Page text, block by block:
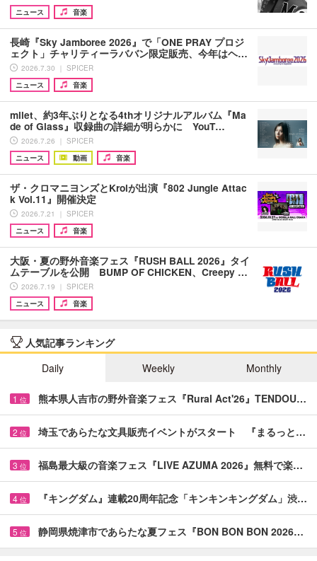
ニュース 音楽
長崎『Sky Jamboree 2026』で「ONE PRAY プロジ
ェクト」チャリティーラババン限定販売、今年はヘ…
2026.7.30 ｜ SPICER
ニュース
音楽
milet、約3年ぶりとなる4thオリジナルアルバム『Ma
de of Glass』収録曲の詳細が明らかに YouT…
2026.7.26 ｜ SPICER
ニュース
動画 音楽
ザ・クロマニヨンズとKroiが出演『802 Jungle Attac
k Vol.11』開催決定
2026.7.21 ｜ SPICER
ニュース
音楽
大阪・夏の野外音楽フェス『RUSH BALL 2026』タイ
ムテーブルを公開 BUMP OF CHICKEN、Creepy …
2026.7.19 ｜ SPICER
ニュース
音楽
人気記事ランキング
Daily
Weekly Monthly
1 位 熊本県人吉市の野外音楽フェス『Rural Act'26』TENDOU…
2 位 埼玉であらたな文具販売イベントがスタート 『まるっと…
3 位 福島最大級の音楽フェス『LIVE AZUMA 2026』無料で楽…
4 位 『キングダム』連載20周年記念「キンキンキングダム」渋…
5 位 静岡県焼津市であらたな夏フェス『BON BON BON 2026…